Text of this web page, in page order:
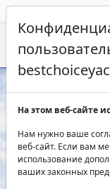
Дубай
На этом веб-сайте
Нам нужно ваше
веб-сайт. Если вам
использование
ваших законных